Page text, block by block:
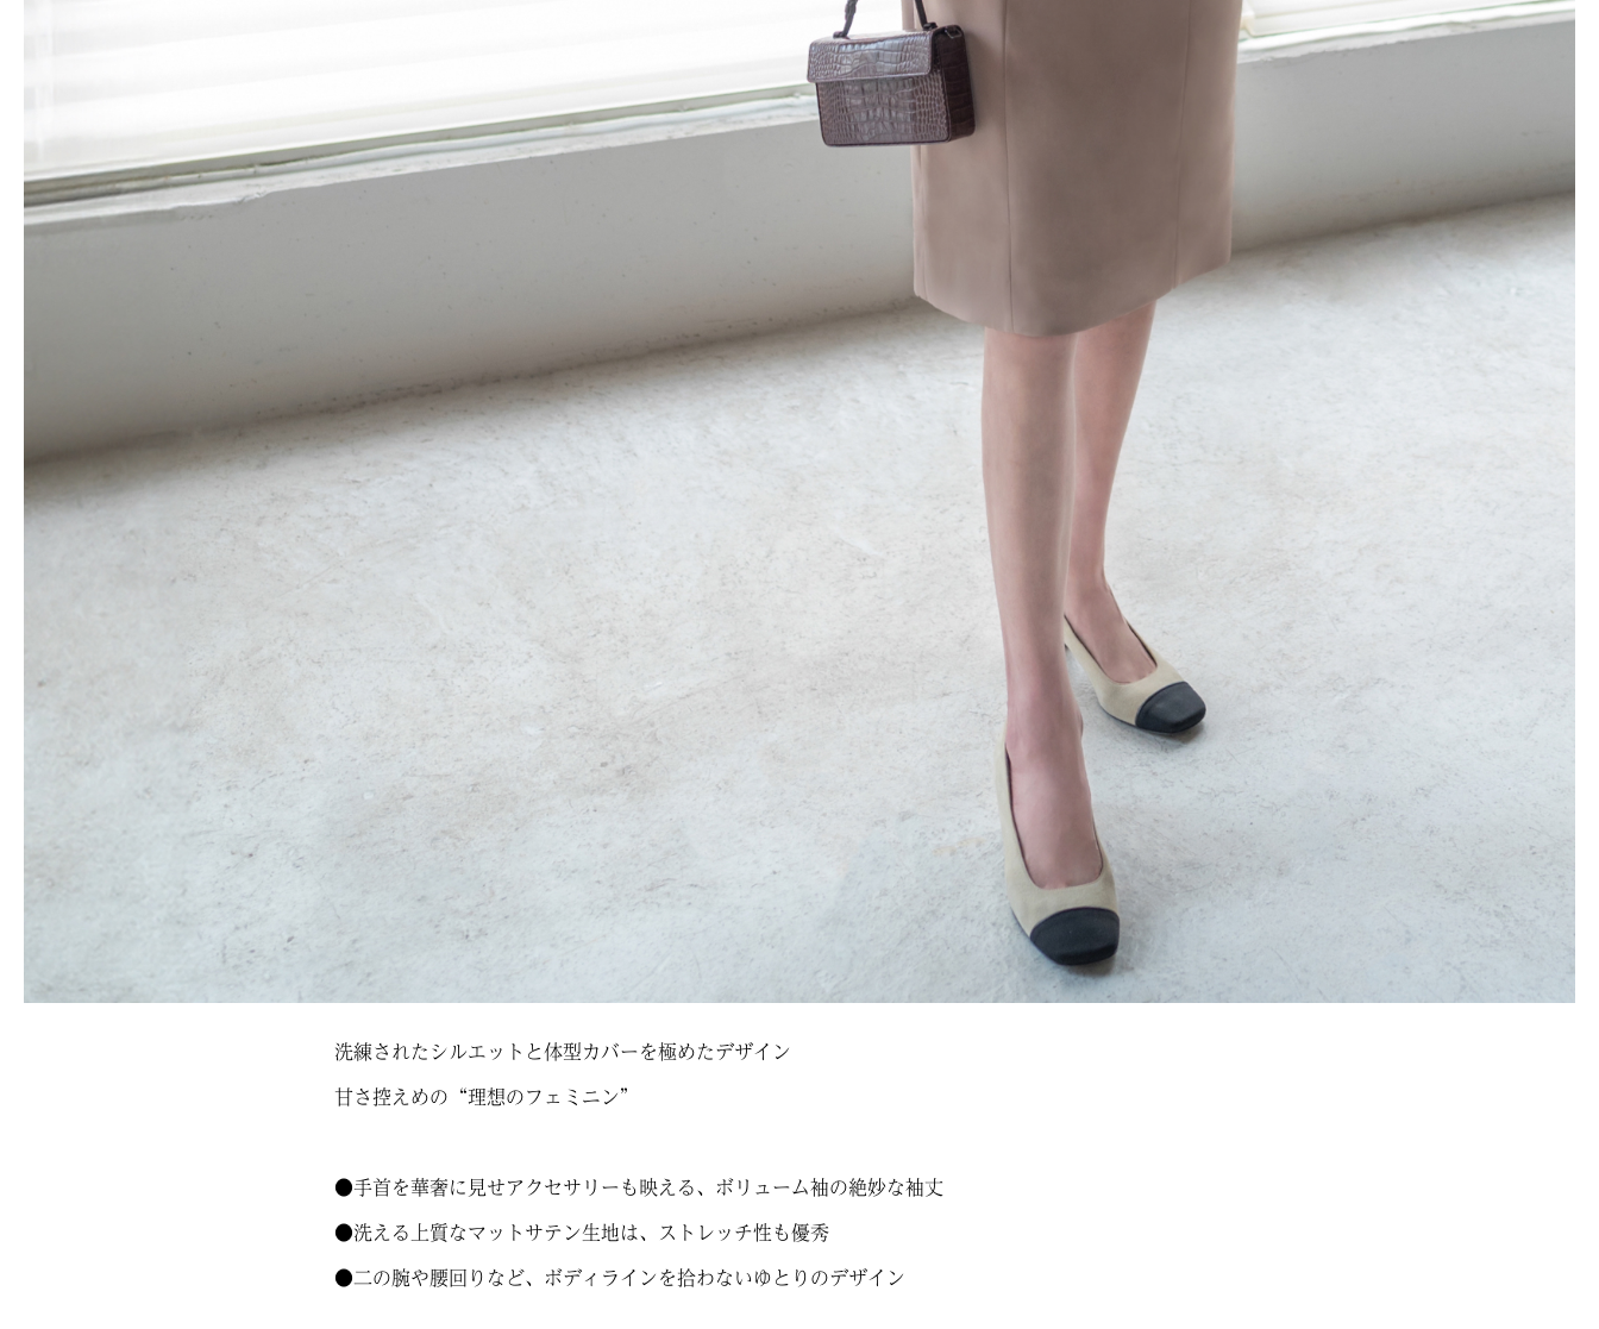
洗練されたシルエットと体型カバーを極めたデザイン
甘さ控えめの“理想のフェミニン”
●手首を華奢に見せアクセサリーも映える、ボリューム袖の絶妙な袖丈
●洗える上質なマットサテン生地は、ストレッチ性も優秀
●二の腕や腰回りなど、ボディラインを拾わないゆとりのデザイン